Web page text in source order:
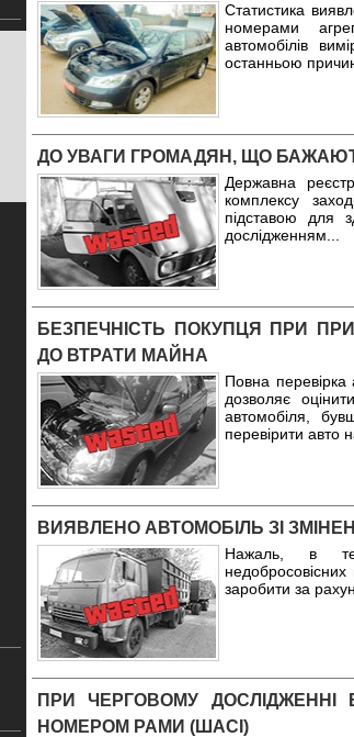
Статистика
номерами
автомобілів
останньою
ДО УВАГИ ГРОМАДЯН, ЩО
Державна
комплексу
підставою для
дослідженням
БЕЗПЕЧНІСТЬ ПОКУПЦЯ ПРИ
ДО ВТРАТИ МАЙНА
Повна
дозволяє
автомобіля,
перевірити авто
ВИЯВЛЕНО АВТОМОБІЛЬ ЗІ
Нажаль, в
заробити за
ПРИ ЧЕРГОВОМУ
НОМЕРОМ РАМИ (ШАСІ)